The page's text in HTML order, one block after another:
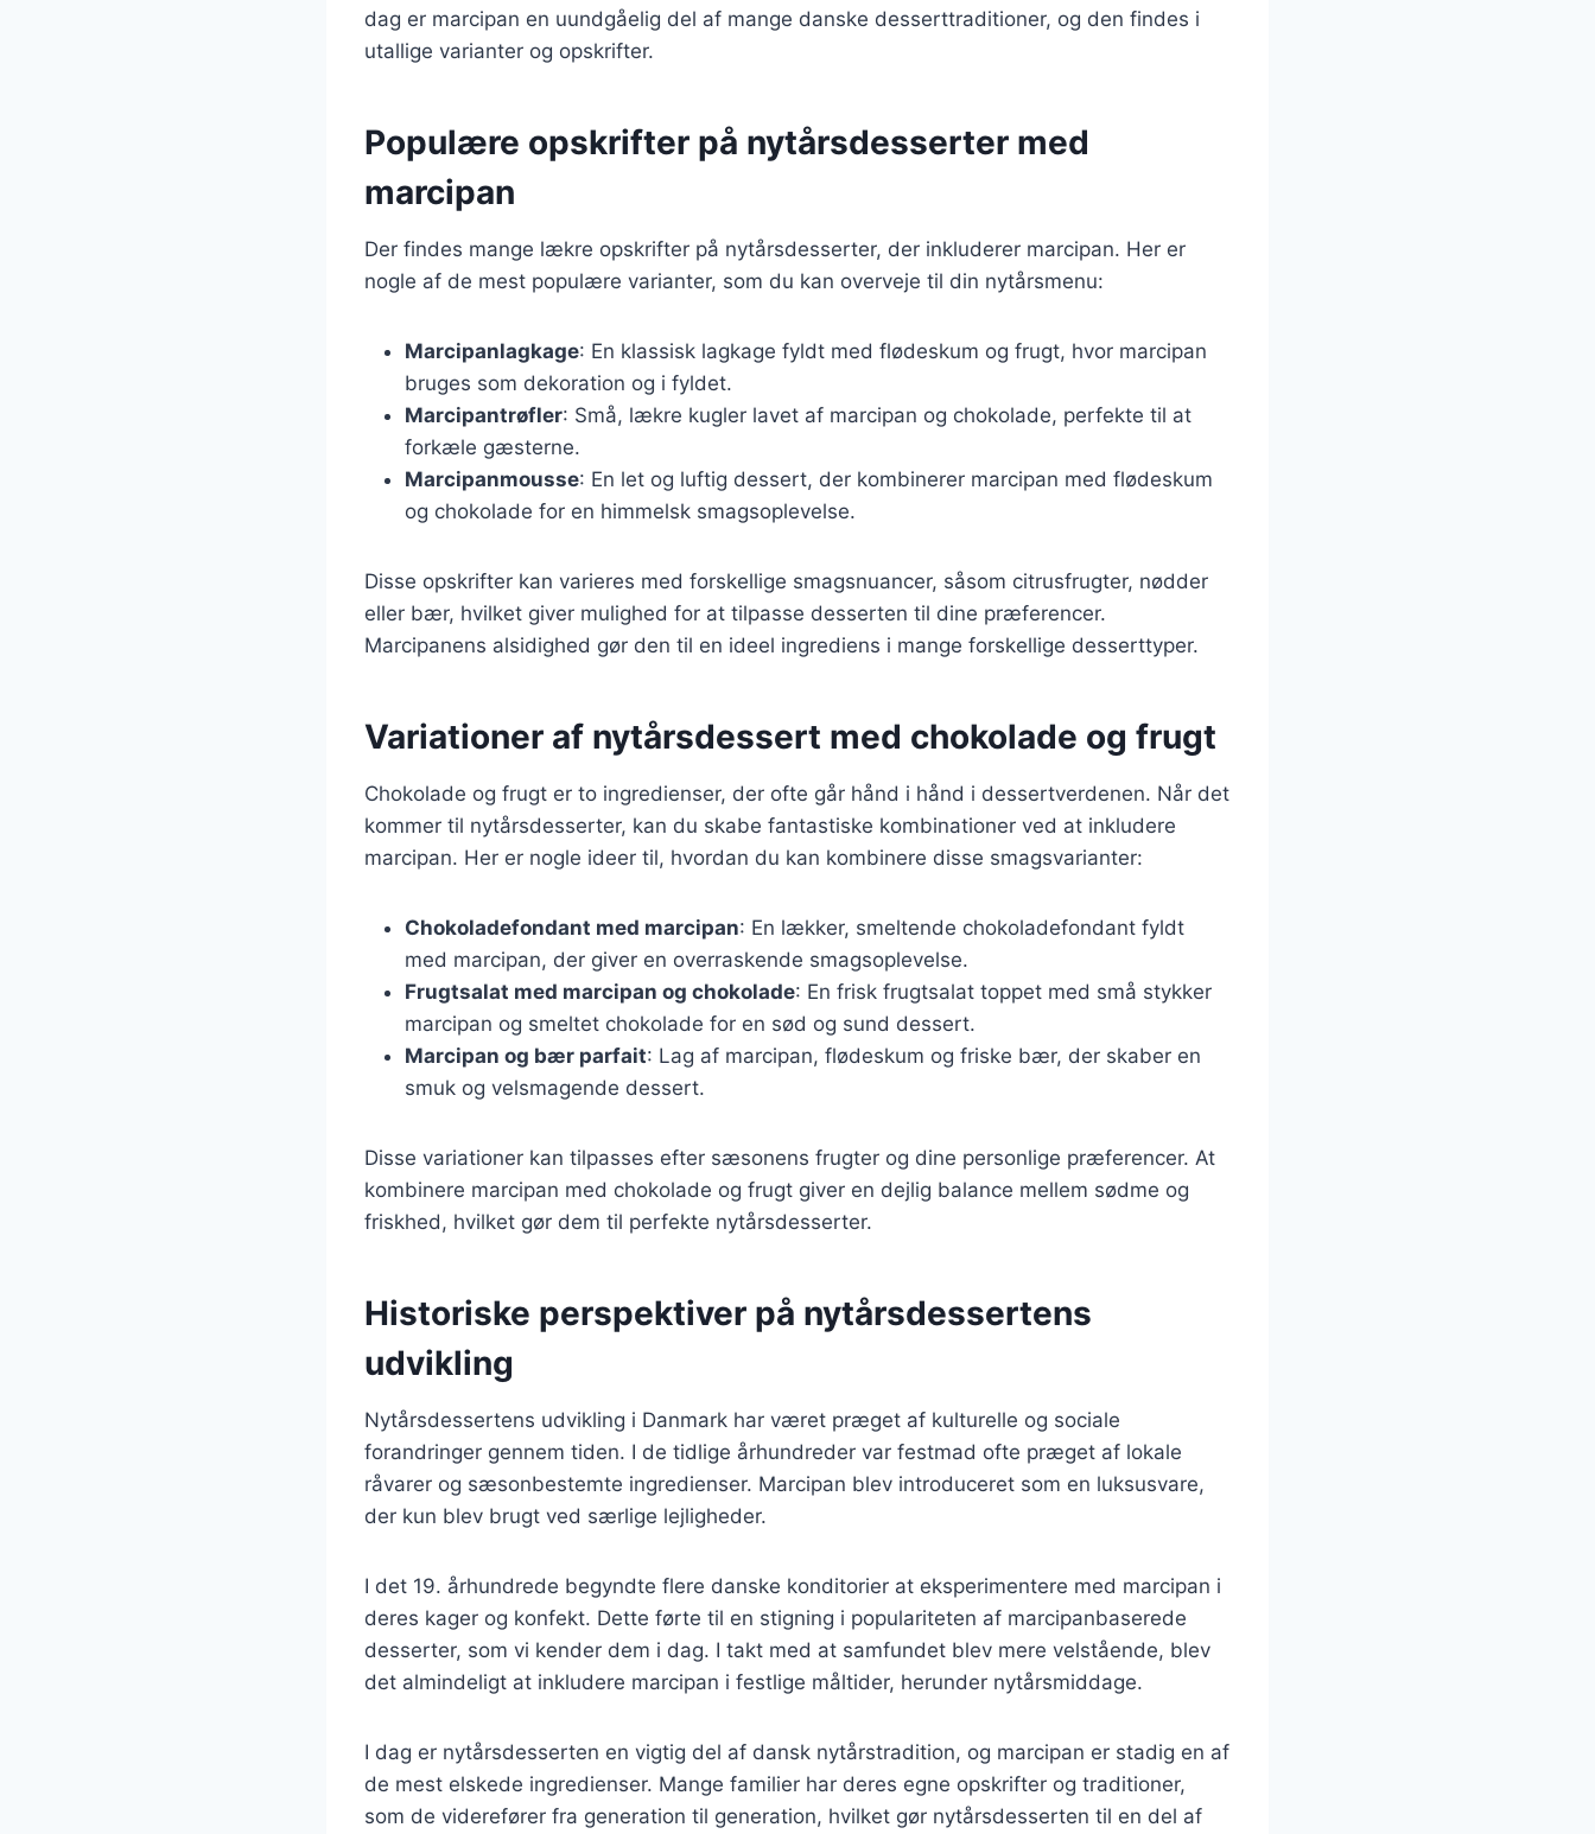
dag er marcipan en uundgåelig del af mange danske desserttraditioner, og den findes i
utallige varianter og opskrifter.
Populære opskrifter på nytårsdesserter med
marcipan
Der findes mange lækre opskrifter på nytårsdesserter, der inkluderer marcipan. Her er
nogle af de mest populære varianter, som du kan overveje til din nytårsmenu:
Marcipanlagkage: En klassisk lagkage fyldt med flødeskum og frugt, hvor marcipan
bruges som dekoration og i fyldet.
Marcipantrøfler: Små, lækre kugler lavet af marcipan og chokolade, perfekte til at
forkæle gæsterne.
Marcipanmousse: En let og luftig dessert, der kombinerer marcipan med flødeskum
og chokolade for en himmelsk smagsoplevelse.
Disse opskrifter kan varieres med forskellige smagsnuancer, såsom citrusfrugter, nødder
eller bær, hvilket giver mulighed for at tilpasse desserten til dine præferencer.
Marcipanens alsidighed gør den til en ideel ingrediens i mange forskellige desserttyper.
Variationer af nytårsdessert med chokolade og frugt
Chokolade og frugt er to ingredienser, der ofte går hånd i hånd i dessertverdenen. Når det
kommer til nytårsdesserter, kan du skabe fantastiske kombinationer ved at inkludere
marcipan. Her er nogle ideer til, hvordan du kan kombinere disse smagsvarianter:
Chokoladefondant med marcipan: En lækker, smeltende chokoladefondant fyldt
med marcipan, der giver en overraskende smagsoplevelse.
Frugtsalat med marcipan og chokolade: En frisk frugtsalat toppet med små stykker
marcipan og smeltet chokolade for en sød og sund dessert.
Marcipan og bær parfait: Lag af marcipan, flødeskum og friske bær, der skaber en
smuk og velsmagende dessert.
Disse variationer kan tilpasses efter sæsonens frugter og dine personlige præferencer. At
kombinere marcipan med chokolade og frugt giver en dejlig balance mellem sødme og
friskhed, hvilket gør dem til perfekte nytårsdesserter.
Historiske perspektiver på nytårsdessertens
udvikling
Nytårsdessertens udvikling i Danmark har været præget af kulturelle og sociale
forandringer gennem tiden. I de tidlige århundreder var festmad ofte præget af lokale
råvarer og sæsonbestemte ingredienser. Marcipan blev introduceret som en luksusvare,
der kun blev brugt ved særlige lejligheder.
I det 19. århundrede begyndte flere danske konditorier at eksperimentere med marcipan i
deres kager og konfekt. Dette førte til en stigning i populariteten af marcipanbaserede
desserter, som vi kender dem i dag. I takt med at samfundet blev mere velstående, blev
det almindeligt at inkludere marcipan i festlige måltider, herunder nytårsmiddage.
I dag er nytårsdesserten en vigtig del af dansk nytårstradition, og marcipan er stadig en af
de mest elskede ingredienser. Mange familier har deres egne opskrifter og traditioner,
som de viderefører fra generation til generation, hvilket gør nytårsdesserten til en del af